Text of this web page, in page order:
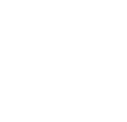
Tras más de dos años
precedentes, la Franja
esperanza: Israel y el
que entró en vigor al